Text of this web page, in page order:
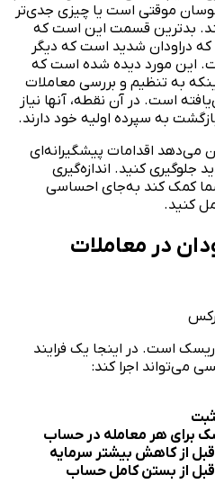
موقتی است یا چیزی جدی‌تر
بدترین قسمت این است که
دراودان شدید است که دیگر
این مورد دیده شده است که
به تنظیم و بررسی معاملات
تا ۸۰% کاهش‌یافته است. در آن نقطه، آنها نیاز
می‌دهد اقدامات پیشگیرانه‌ای
جلوگیری کنید. اندازه‌گیری
کمک کند به‌جای احساسی
کنید.
در معاملات
است. در اینجا یک فرایند
می‌تواند اجرا کند:
برای هر معامله در حساب
از کاهش بیشتر سرمایه
قبل از بستن کامل حساب